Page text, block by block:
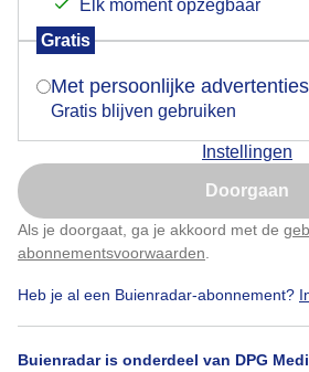
Elk moment opzegbaar
Gratis
Met persoonlijke advertenties
Gratis blijven gebruiken
Instellingen
Doorgaan
Als je doorgaat, ga je akkoord met de
abonnementsvoorwaarden
Heb je al een Buienradar-abonnement?
Buienradar is onderdeel van DPG
Herfst.
Is goed, toon de
Nu niet, misschien
Klik hierom dit aan te